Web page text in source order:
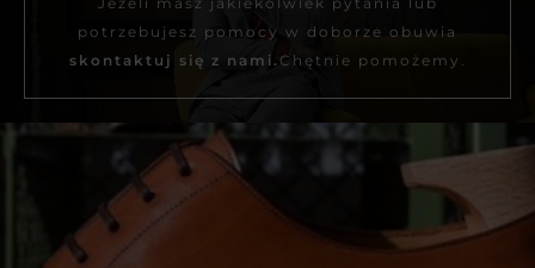
potrzebujesz pomocy w doborze obuwia
skontaktuj się z nami. Chętnie pomożemy.